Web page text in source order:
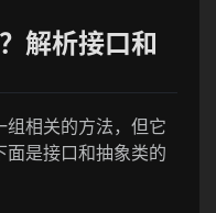
解析接口和
相关的方法，但它
是接口和抽象类的